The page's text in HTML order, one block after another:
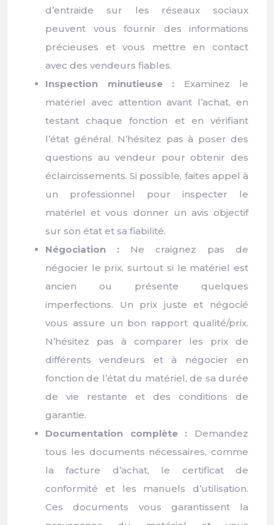
d’entraide sur les réseaux sociaux
peuvent vous fournir des informations
précieuses et vous mettre en contact
avec des vendeurs fiables.
Inspection minutieuse : Examinez le
matériel avec attention avant l’achat, en
testant chaque fonction et en vérifiant
l’état général. N’hésitez pas à poser des
questions au vendeur pour obtenir des
éclaircissements. Si possible, faites appel à
un professionnel pour inspecter le
matériel et vous donner un avis objectif
sur son état et sa fiabilité.
Négociation : Ne craignez pas de
négocier le prix, surtout si le matériel est
ancien ou présente quelques
imperfections. Un prix juste et négocié
vous assure un bon rapport qualité/prix.
N’hésitez pas à comparer les prix de
différents vendeurs et à négocier en
fonction de l’état du matériel, de sa durée
de vie restante et des conditions de
garantie.
Documentation complète : Demandez
tous les documents nécessaires, comme
la facture d’achat, le certificat de
conformité et les manuels d’utilisation.
Ces documents vous garantissent la